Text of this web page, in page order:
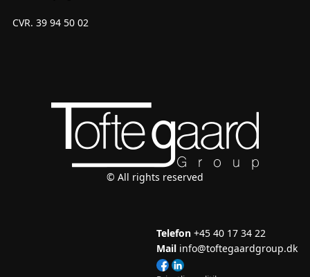
CVR. 39 94 50 02
© All rights reserved
Telefon +45 40 17 34 22
Mail info@toftegaardgroup.dk